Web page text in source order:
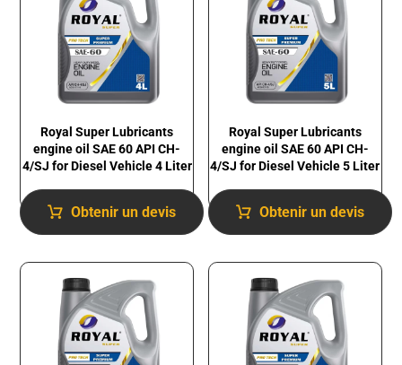
Royal Super Lubricants
engine oil SAE 60 API CH-
4/SJ for Diesel Vehicle 4 Liter
Obtenir un devis
Royal Super Lubricants
engine oil SAE 60 API CH-
4/SJ for Diesel Vehicle 5 Liter
Obtenir un devis